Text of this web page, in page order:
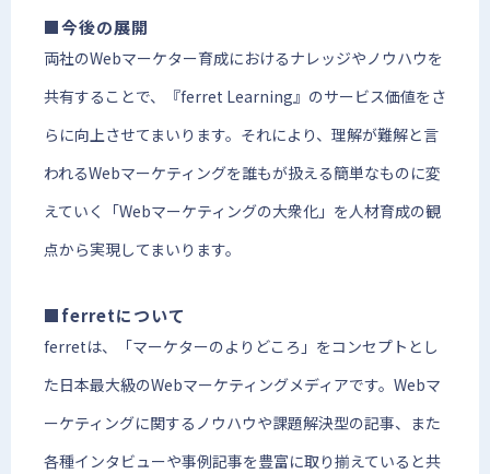
■今後の展開
両社のWebマーケター育成におけるナレッジやノウハウを
共有することで、『ferret Learning』のサービス価値をさ
らに向上させてまいります。それにより、理解が難解と言
われるWebマーケティングを誰もが扱える簡単なものに変
えていく「Webマーケティングの大衆化」を人材育成の観
点から実現してまいります。
■ferretについて
ferretは、「マーケターのよりどころ」をコンセプトとし
た日本最大級のWebマーケティングメディアです。Webマ
ーケティングに関するノウハウや課題解決型の記事、また
各種インタビューや事例記事を豊富に取り揃えていると共